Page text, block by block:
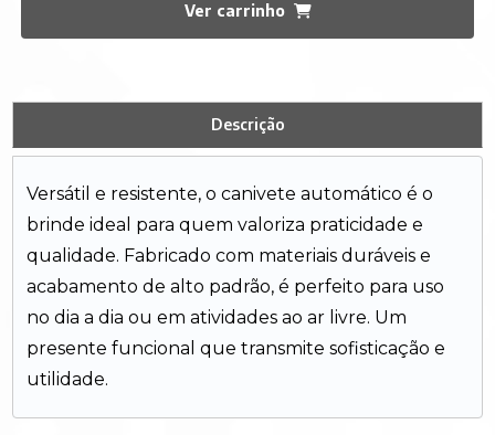
Ver carrinho
Descrição
Versátil e resistente, o canivete automático é o
brinde ideal para quem valoriza praticidade e
qualidade. Fabricado com materiais duráveis e
acabamento de alto padrão, é perfeito para uso
no dia a dia ou em atividades ao ar livre. Um
presente funcional que transmite sofisticação e
utilidade.